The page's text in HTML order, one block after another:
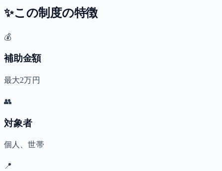
✨この制度の特徴
💰
補助金額
最大2万円
👥
対象者
個人、世帯
📍